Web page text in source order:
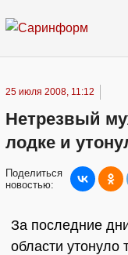
25 июля 2008, 11:12
Нетрезвый
лодке и
Поделиться
новостью:
За последние
области